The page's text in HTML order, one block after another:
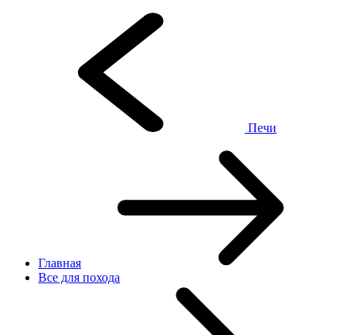
Печи
Главная
Все для похода